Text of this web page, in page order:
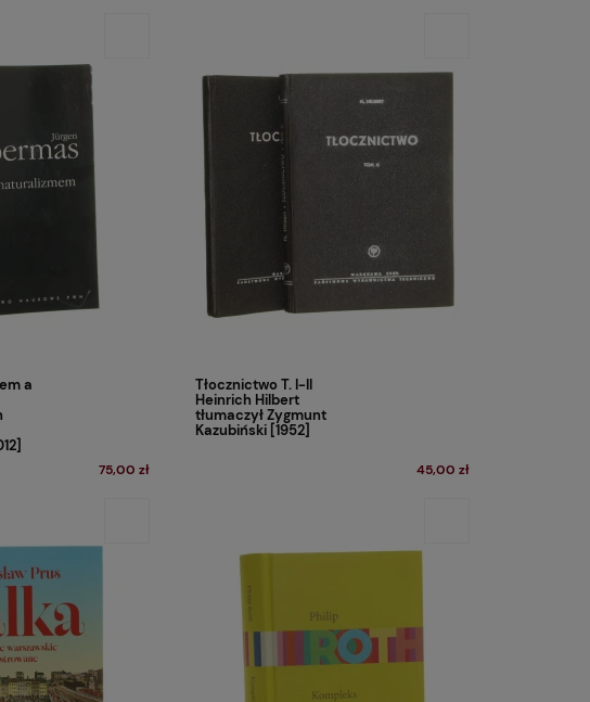
a
75,00 zł
Tłocznictwo T. I-II
Heinrich Hilbert
tłumaczył Zygmunt
Kazubiński [1952]
45,00 zł